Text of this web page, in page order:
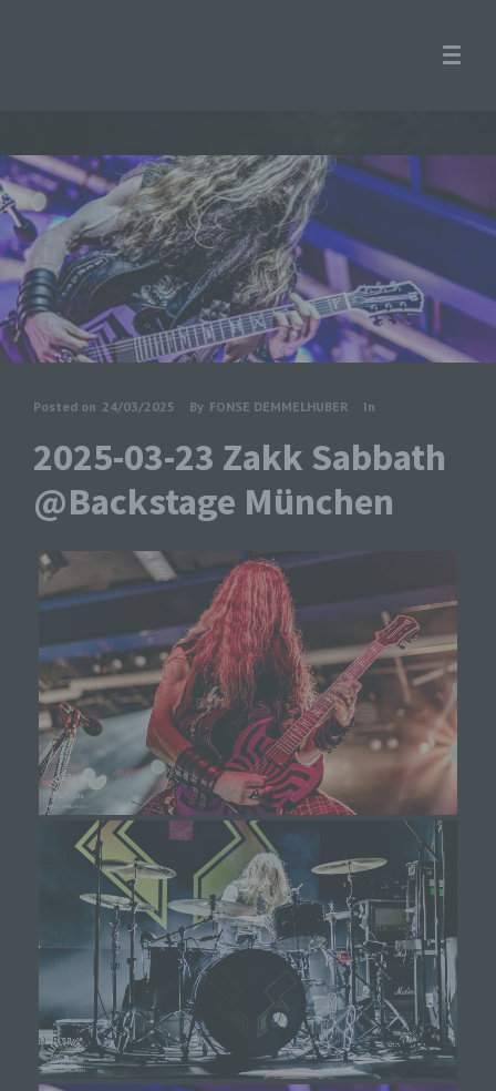
Posted on 24/03/2025 By FONSE DEMMELHUBER In
2025-03-23 Zakk Sabbath
@Backstage München